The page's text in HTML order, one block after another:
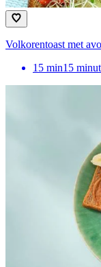
Volkorentoast met
15 min15